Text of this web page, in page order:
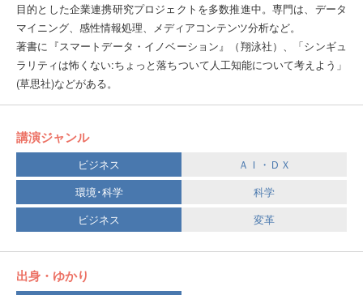
目的とした企業連携研究プロジェクトを多数推進中。専門は、データ
マイニング、感性情報処理、メディアコンテンツ分析など。
著書に『スマートデータ・イノベーション』（翔泳社）、「シンギュ
ラリティは怖くない:ちょっと落ちついて人工知能について考えよう」
(草思社)などがある。
講演ジャンル
ビジネス
ＡＩ・ＤＸ
環境･科学
科学
ビジネス
変革
出身・ゆかり